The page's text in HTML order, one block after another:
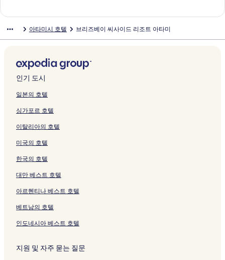
o
s
h
i
h
r
페
이
지
를
는
크
를
여
크
는
링
를
여
크
페
를
여
는
링
는
링
는
링
는
링
지
를
링
크
는
링
지
를
링
크
이
지
는
링
크
a
I
c
h
i
a
c
h
i
페
지
여
링
크
T
지
를
여
는
크
u
t
e
l
s
R
s
o
r
t
A
a
i
페
이
를
u
H
o
t
e
페
지
를
여
는
크
s
t
s
K
A
A
a
m
i
페
지
여
링
크
e
t
a
m
i
a
페
이
지
를
는
크
w
j
i
y
a
o
e
l
페
이
를
는
크
i
o
k
a
n
이
를
여
는
링
K
o
m
i
y
n
y
u
S
h
g
t
u
페
이
를
아타미시 호텔 브리즈베이 씨사이드 리조트 아타미
인기 도시
일본의 호텔
싱가포르 호텔
이탈리아의 호텔
미국의 호텔
한국의 호텔
대만 베스트 호텔
아르헨티나 베스트 호텔
베트남의 호텔
인도네시아 베스트 호텔
지원 및 자주 묻는 질문